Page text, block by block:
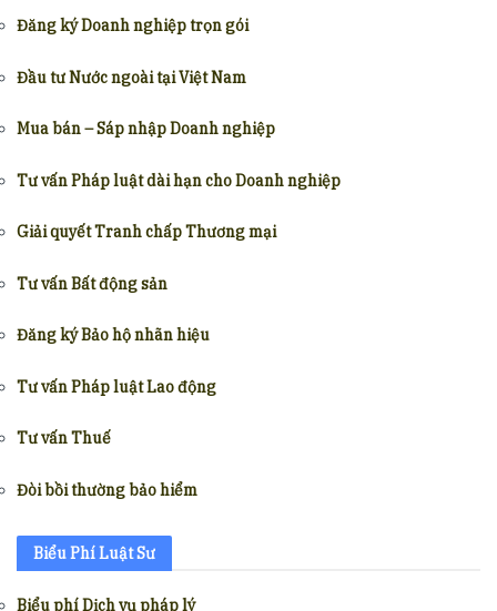
Đăng ký Doanh nghiệp trọn gói
Đầu tư Nước ngoài tại Việt Nam
Mua bán – Sáp nhập Doanh nghiệp
Tư vấn Pháp luật dài hạn cho Doanh nghiệp
Giải quyết Tranh chấp Thương mại
Tư vấn Bất động sản
Đăng ký Bảo hộ nhãn hiệu
Tư vấn Pháp luật Lao động
Tư vấn Thuế
Đòi bồi thường bảo hiểm
Biểu Phí Luật Sư
Biểu phí Dịch vụ pháp lý